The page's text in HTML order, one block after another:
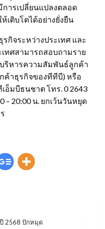
ารเปลี่ยนแปลงตลอด
เติบโตได้อย่างยั่งยืน
กิจระหว่างประเทศ และ
ทศสามารถสอบถามราย
บริหารความสัมพันธ์ลูกค้า
ค้าธุรกิจของทีทีบี) หรือ
อ็มบีธนชาต โทร. 0 2643
– 20:00 น. ยกเว้นวันหยุด
2568 ปักหมุด